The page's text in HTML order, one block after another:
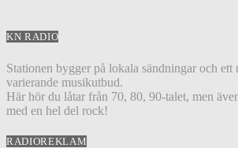
KN RADIO
Stationen bygger på lokala sändningar och ett
varierande musikutbud.
Här hör du låtar från 70, 80, 90-talet, men
med en hel del rock!
RADIOREKLAM